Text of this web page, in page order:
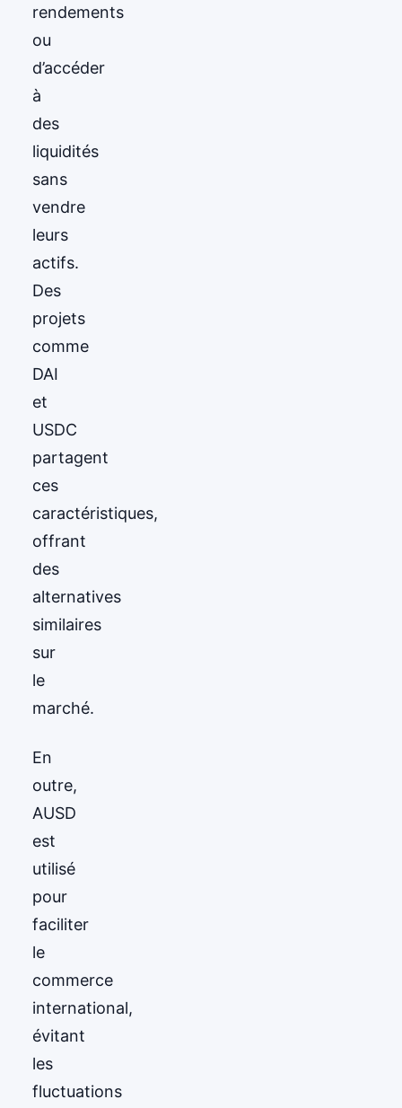
rendements
ou
d’accéder
à
des
liquidités
sans
vendre
leurs
actifs.
Des
projets
comme
DAI
et
USDC
partagent
ces
caractéristiques,
offrant
des
alternatives
similaires
sur
le
marché.
En
outre,
AUSD
est
utilisé
pour
faciliter
le
commerce
international,
évitant
les
fluctuations